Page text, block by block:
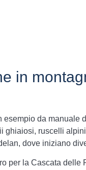
in
esempio da manuale
ghiaiosi, ruscelli
dove iniziano
per la Cascata delle